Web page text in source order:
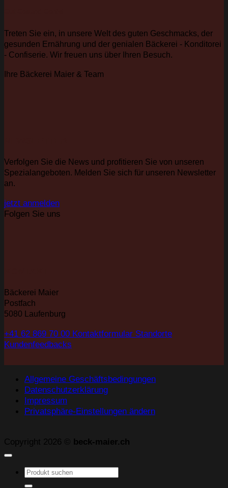
Treten Sie ein, in unsere Welt des guten Geschmacks, der
gesunden Ernährung und der genialen Bäckerei - Konditorei
- Confiserie. Wir freuen uns über Ihren Besuch.
Ihre Bäckerei Maier & Team
Verfolgen Sie die News und profitieren Sie von unseren
Spezialangeboten. Melden Sie sich für unseren Newsletter
an.
jetzt anmelden
Folgen Sie uns
Bäckerei Maier
Postfach
5080 Laufenburg
+41 62 869 70 00 Kontaktformular Standorte
Kundenfeedbacks
Allgemeine Geschäftsbedingungen
Datenschutzerklärung
Impressum
Privatsphäre-Einstellungen ändern
Copyright 2026 © beck-maier.ch
Suchen
nach: